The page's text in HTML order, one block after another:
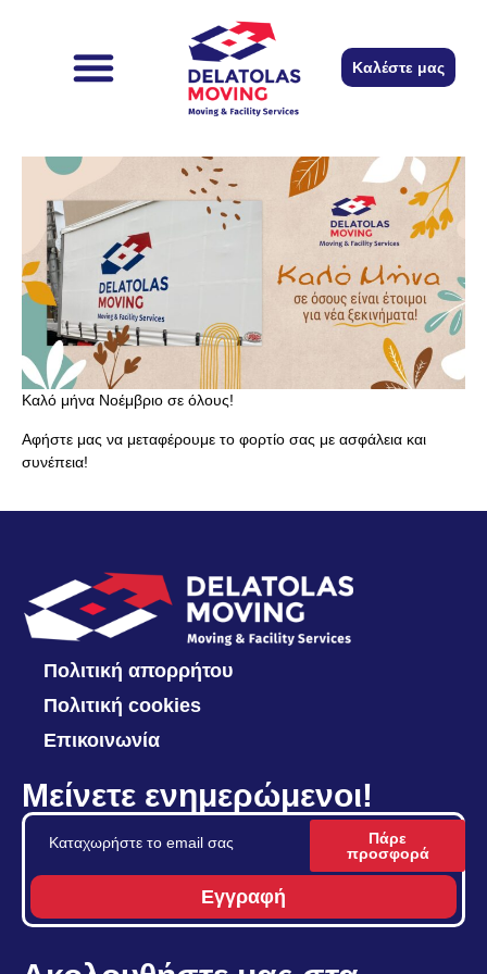
Καλέστε μας
Καλό μήνα Νοέμβριο σε όλους!
Αφήστε μας να μεταφέρουμε το φορτίο σας με ασφάλεια και
συνέπεια!
Πάρε
προσφορά
Πολιτική απορρήτου
Πολιτική cookies
Επικοινωνία
Μείνετε ενημερώμενοι!
Εγγραφή